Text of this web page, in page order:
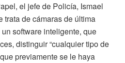
el jefe de Policía, Ismael
trata de cámaras de última
software inteligente, que
distinguir “cualquier tipo de
previamente se le haya